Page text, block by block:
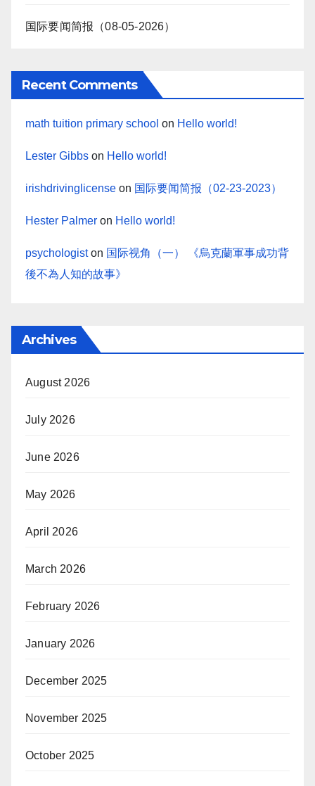
国际要闻简报（08-05-2026）
Recent Comments
math tuition primary school on Hello world!
Lester Gibbs on Hello world!
irishdrivinglicense on 国际要闻简报（02-23-2023）
Hester Palmer on Hello world!
psychologiston 国际视角（一） 《烏克蘭軍事成功背
後不為人知的故事》
Archives
August 2026
July 2026
June 2026
May 2026
April 2026
March 2026
February 2026
January 2026
December 2025
November 2025
October 2025